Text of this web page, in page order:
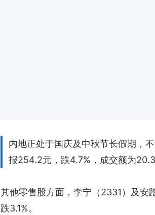
内地正处于国庆及中秋节长假期，
报254.2元，跌4.7%，成交额为
其他零售股方面，李宁（2331）及安
跌3.1%。